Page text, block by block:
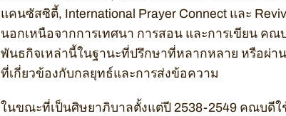
แคนซัสซิตี้, International Prayer Connect และ
นอกเหนือจากการเทศนา การสอน และการเขียน คณ
พันธกิจเหล่านี้ในฐานะที่ปรึกษาที่หลากหลาย หรือผ่า
ที่เกี่ยวข้องกับกลยุทธ์และการส่งข้อความ
ในขณะที่เป็นศิษยาภิบาลตั้งแต่ปี 2538-2549 คณบดีใ